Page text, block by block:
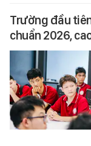
Trường đầu
chuẩn 2026,